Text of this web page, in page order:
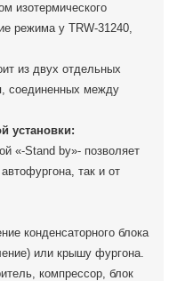
изотермического
режима у TRW-31240,
из двух отдельных
соединенных между
установки:
«-Stand by»- позволяет
так и от
конденсаторного блока
или крышу фургона.
компрессор, блок